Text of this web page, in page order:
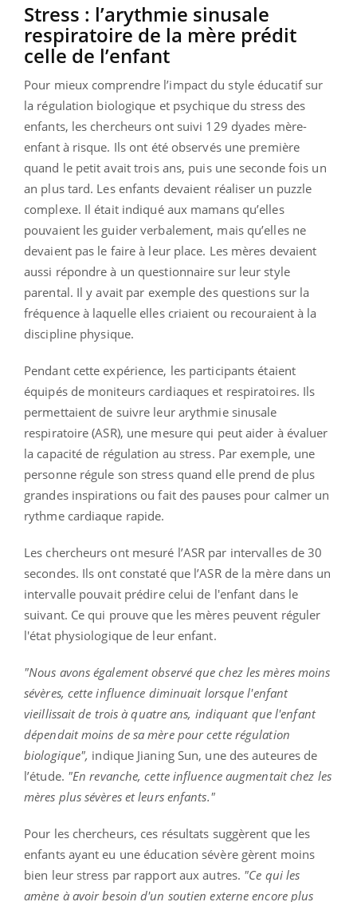
Stress : l’arythmie sinusale
respiratoire de la mère prédit
celle de l’enfant
Pour mieux comprendre l’impact du style éducatif sur
la régulation biologique et psychique du stress des
enfants, les chercheurs ont suivi 129 dyades mère-
enfant à risque. Ils ont été observés une première
quand le petit avait trois ans, puis une seconde fois un
an plus tard. Les enfants devaient réaliser un puzzle
complexe. Il était indiqué aux mamans qu’elles
pouvaient les guider verbalement, mais qu’elles ne
devaient pas le faire à leur place. Les mères devaient
aussi répondre à un questionnaire sur leur style
parental. Il y avait par exemple des questions sur la
fréquence à laquelle elles criaient ou recouraient à la
discipline physique.
Pendant cette expérience, les participants étaient
équipés de moniteurs cardiaques et respiratoires. Ils
permettaient de suivre leur arythmie sinusale
respiratoire (ASR), une mesure qui peut aider à évaluer
la capacité de régulation au stress. Par exemple, une
personne régule son stress quand elle prend de plus
grandes inspirations ou fait des pauses pour calmer un
rythme cardiaque rapide.
Les chercheurs ont mesuré l’ASR par intervalles de 30
secondes. Ils ont constaté que l’ASR de la mère dans un
intervalle pouvait prédire celui de l'enfant dans le
suivant. Ce qui prouve que les mères peuvent réguler
l'état physiologique de leur enfant.
"Nous avons également observé que chez les mères moins
sévères, cette influence diminuait lorsque l'enfant
vieillissait de trois à quatre ans, indiquant que l'enfant
dépendait moins de sa mère pour cette régulation
biologique", indique Jianing Sun, une des auteures de
l’étude. "En revanche, cette influence augmentait chez les
mères plus sévères et leurs enfants."
Pour les chercheurs, ces résultats suggèrent que les
enfants ayant eu une éducation sévère gèrent moins
bien leur stress par rapport aux autres. "Ce qui les
amène à avoir besoin d'un soutien externe encore plus